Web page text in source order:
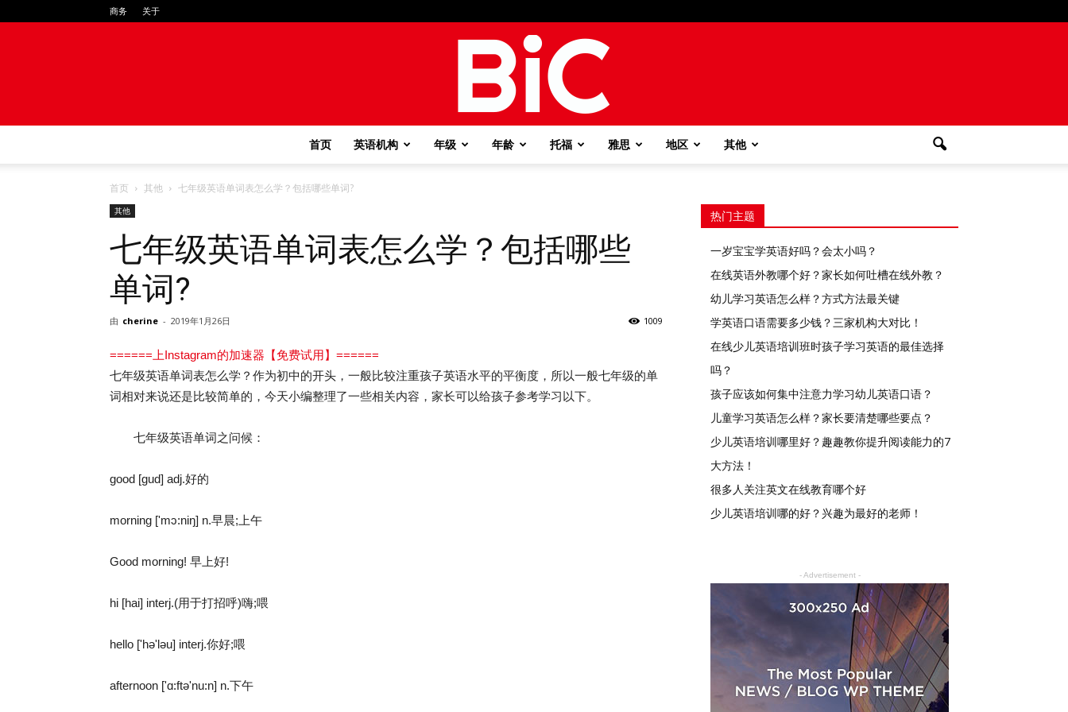
商务 关于
首页 英语机构 年级 年龄 托福 雅思 地区 其他
首页 其他 七年级英语单词表怎么学？包括哪些单词?
其他
七年级英语单词表怎么学？包括哪些
单词?
由 cherine - 2019年1月26日 1009
======上Instagram的加速器【免费试用】======
七年级英语单词表怎么学？作为初中的开头，一般比较注重孩子英语水平的平衡度，所以一般七年级的单
词相对来说还是比较简单的，今天小编整理了一些相关内容，家长可以给孩子参考学习以下。
七年级英语单词之问候：
good [gud] adj.好的
morning ['mɔ:niŋ] n.早晨;上午
Good morning! 早上好!
hi [hai] interj.(用于打招呼)嗨;喂
hello ['hə'ləu] interj.你好;喂
afternoon ['ɑ:ftə'nu:n] n.下午
热门主题
一岁宝宝学英语好吗？会太小吗？
在线英语外教哪个好？家长如何吐槽在线外教？
幼儿学习英语怎么样？方式方法最关键
学英语口语需要多少钱？三家机构大对比！
在线少儿英语培训班时孩子学习英语的最佳选择
吗？
孩子应该如何集中注意力学习幼儿英语口语？
儿童学习英语怎么样？家长要清楚哪些要点？
少儿英语培训哪里好？趣趣教你提升阅读能力的7
大方法！
很多人关注英文在线教育哪个好
少儿英语培训哪的好？兴趣为最好的老师！
- Advertisement -